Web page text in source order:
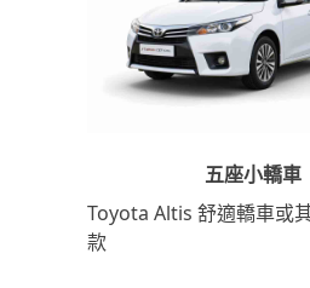
五座小轎車
Toyota Altis 舒適轎車或
款